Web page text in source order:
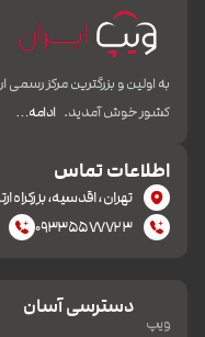
به اولین و بزرگترین مرکز
کشور خوش آمدید. ادامه…
اطلاعات تماس
تهران، اقدسیه، بزرکراه
۰۹۳۳۵۵۷۷۷۲۳
دسترسی آسان
ویپ